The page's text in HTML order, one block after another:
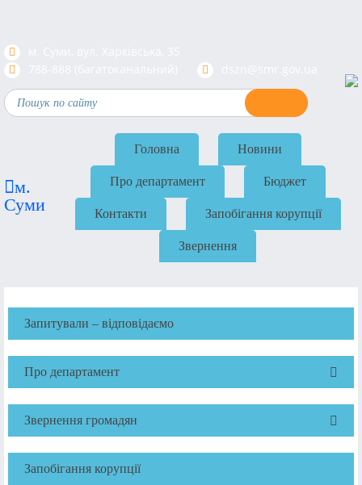
м.
Суми
Головна Новини
Про департамент Бюджет
Контакти Запобігання корупції
Звернення
Запитували – відповідаємо
Про департамент
Звернення громадян
Запобігання корупції